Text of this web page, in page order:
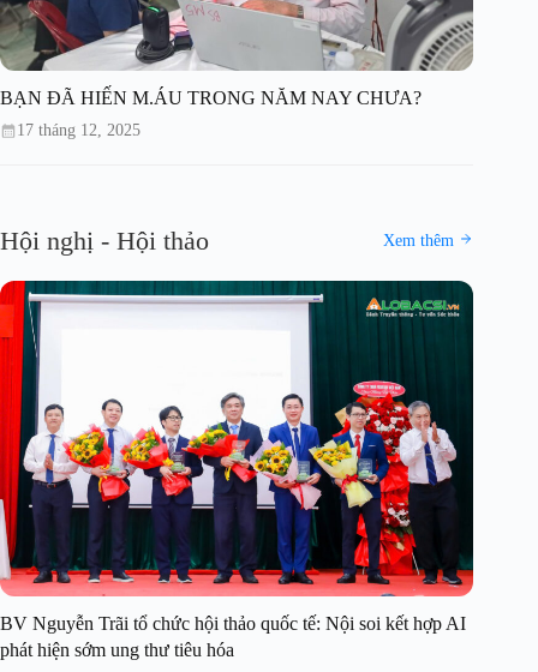
BẠN ĐÃ HIẾN M.ÁU TRONG NĂM NAY CHƯA?
17 tháng 12, 2025
Hội nghị - Hội thảo Xem thêm
BV Nguyễn Trãi tổ chức hội thảo quốc tế: Nội soi kết hợp AI
phát hiện sớm ung thư tiêu hóa